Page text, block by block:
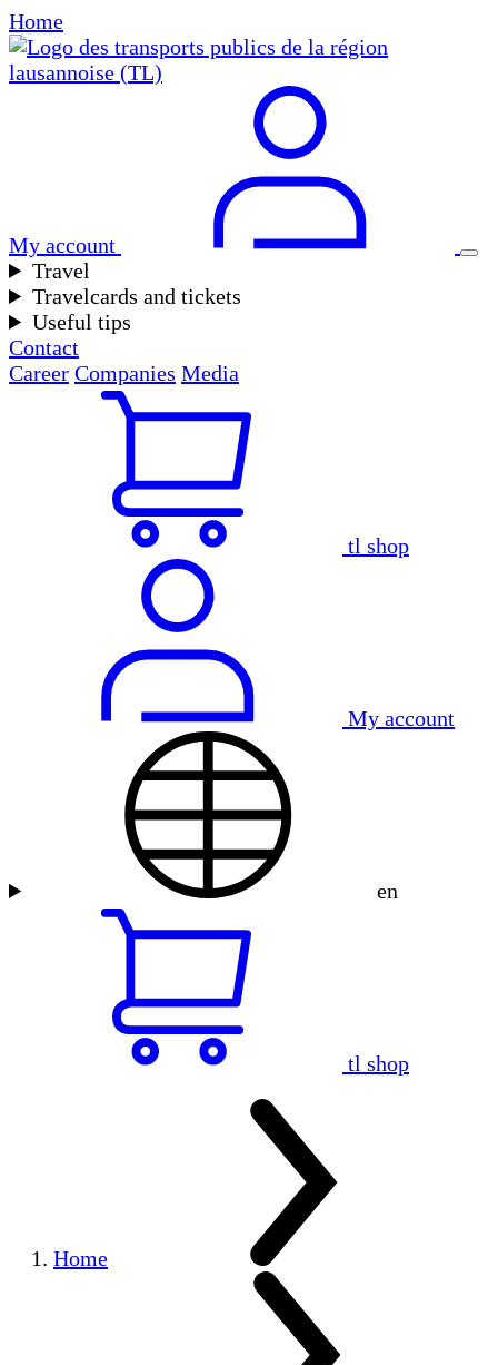
Home
My account
Travel
Travelcards and tickets
Useful tips
Contact
Career Companies Media
tl shop
My account
en
tl shop
Home